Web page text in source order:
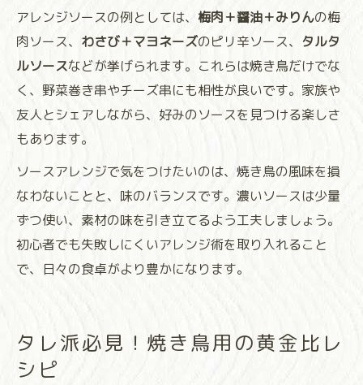
アレンジソースの例としては、 梅肉＋醤油＋みりんの梅
肉ソース、 わさび＋マヨネーズのピリ辛ソース、 タルタ
ルソースなどが挙げられます。これらは焼き鳥だけでな
く、野菜巻き串やチーズ串にも相性が良いです。家族や
友人とシェアしながら、好みのソースを見つける楽しさ
もあります。
ソースアレンジで気をつけたいのは、焼き鳥の風味を損
なわないことと、味のバランスです。濃いソースは少量
ずつ使い、素材の味を引き立てるよう工夫しましょう。
初心者でも失敗しにくいアレンジ術を取り入れること
で、日々の食卓がより豊かになります。
タレ派必見！焼き鳥用の黄金比レ
シピ